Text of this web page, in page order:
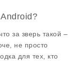
за зверь такой –
не просто
для тех, кто